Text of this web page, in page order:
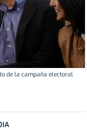
de la campaña electoral